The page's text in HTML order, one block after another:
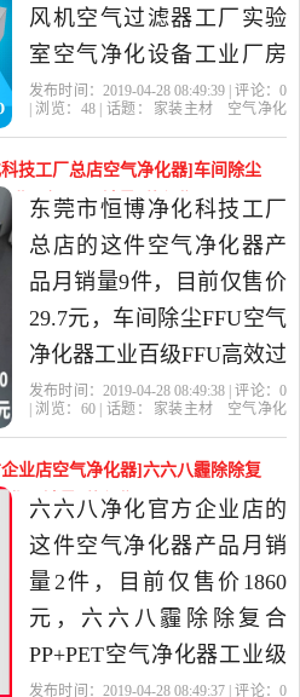
风机空气过滤器工厂实验
室空气净化设备工业厂房
室内净化除尘是2019年东
主材当中性价比很高的空
气净化器，由广东 东莞发
货。
发布时间：2019-04-28 08:49:39 | 评论： 0
| 浏览： 48| 话题： 家装主材
空气净化
技工厂总店空气净化器]车间除尘
业百级FF月销量9件仅售29.7元
东莞市恒博净化科技工厂
总店的这件空气净化器产
品月销量9件，目前仅售价
29.7元，车间除尘FFU空气
净化器工业百级FFU高效过
滤器FFU风机单元洁净棚是
技工厂总店精选家装主材
当中性价比很高的空气净
化器，由广东 东莞发货。
发布时间：2019-04-28 08:49:38 | 评论： 0
| 浏览： 60| 话题： 家装主材
空气净化
业店空气净化器]六六八霾除除复
化月销量2件仅售1860元
六六八净化官方企业店的
这件空气净化器产品月销
量2件，目前仅售价1860
元，六六八霾除除复合
PP+PET空气净化器工业级
滤网风机过滤机组单元是
发布时间：2019-04-28 08:49:37 | 评论： 0